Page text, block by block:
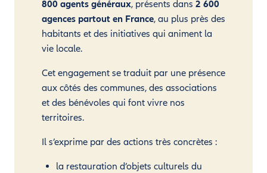
800 agents généraux, présents dans 2 600
agences partout en France, au plus près des
habitants et des initiatives qui animent la
vie locale.
Cet engagement se traduit par une présence
aux côtés des communes, des associations
et des bénévoles qui font vivre nos
territoires.
Il s’exprime par des actions très concrètes :
la restauration d’objets culturels du